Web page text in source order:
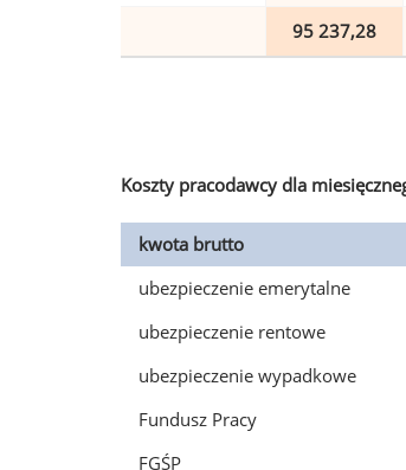
95 237,28
Koszty pracodawcy dla
kwota brutto
ubezpieczenie emerytalne
ubezpieczenie rentowe
ubezpieczenie wypadkowe
Fundusz Pracy
FGŚP